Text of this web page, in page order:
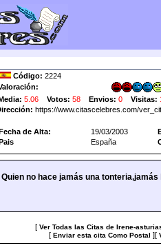
Código: 2224
5.06 Votos: 58 Envios: 0 Visitas:
https://www.citascelebres.com/
de Alta: 19/03/2003
España
Quien no hace jamás una
[ Ver Todas las Citas de Irene-
[ Enviar esta cita Como Postal ][